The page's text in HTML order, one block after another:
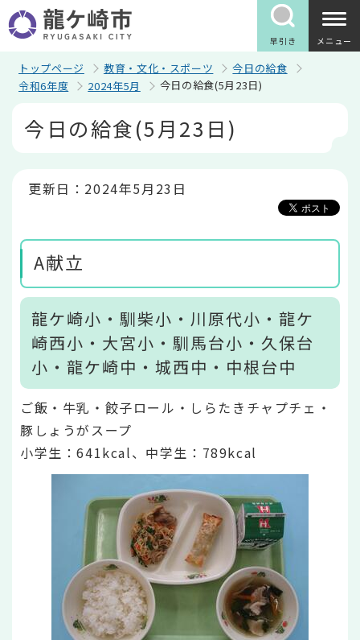
の
ペ
早引き メニュー
トップページ 教育・文化・スポーツ
今日の給食
令和6年度
2024年5月 今日の給食(5月23日)
今日の給食(5月23日)
更新日：2024年5月23日
A献立
龍ケ崎小・馴柴小・川原代小・龍ケ
崎西小・大宮小・馴馬台小・久保台
小・龍ケ崎中・城西中・中根台中
ご飯・牛乳・餃子ロール・しらたきチャプチェ・
豚しょうがスープ
小学生：641kcal、中学生：789kcal